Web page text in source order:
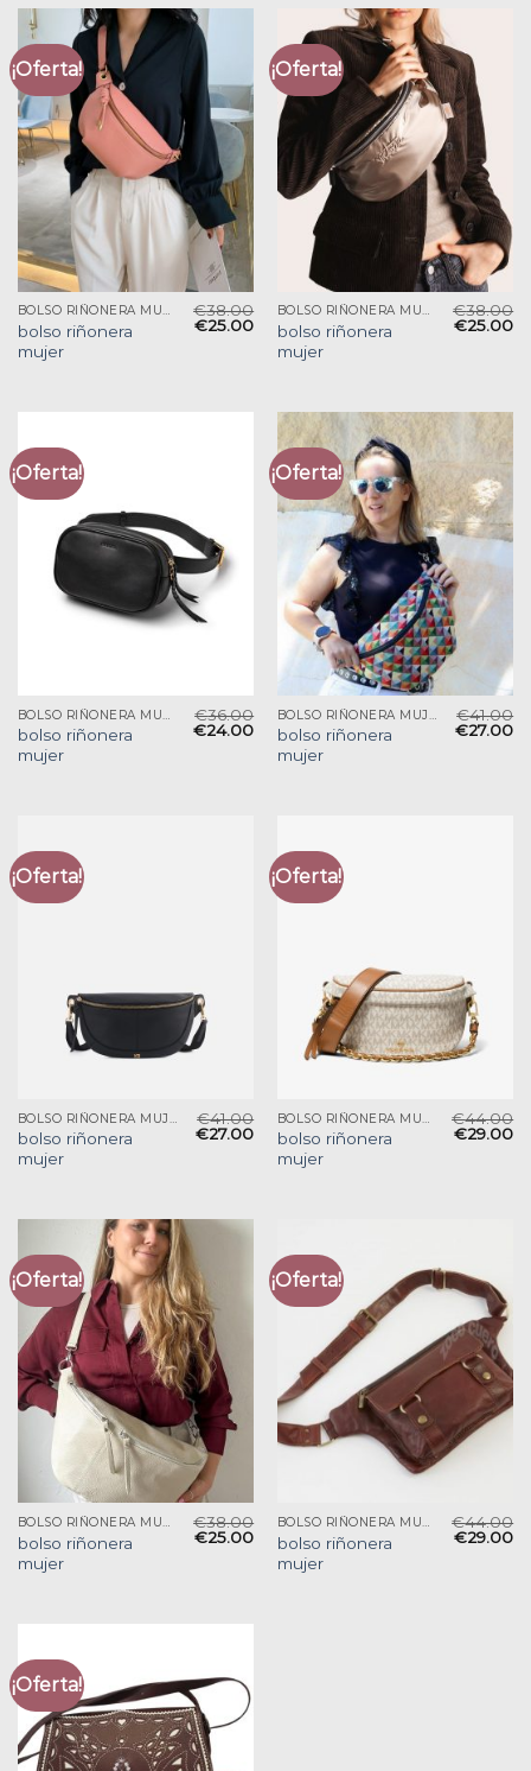
¡Oferta!
BOLSO RIÑONERA MUJER
bolso riñonera
mujer
€38.00
€25.00
¡Oferta!
BOLSO RIÑONERA MUJER
bolso riñonera
mujer
€38.00
€25.00
¡Oferta!
bolso riñonera
mujer
€36.00
€24.00
¡Oferta!
bolso riñonera
mujer
€41.00
€27.00
¡Oferta!
BOLSO RIÑONERA MUJER
bolso riñonera
mujer
€41.00
€27.00
¡Oferta!
BOLSO RIÑONERA MUJER
bolso riñonera
mujer
€44.00
€29.00
¡Oferta!
BOLSO RIÑONERA MUJER
bolso riñonera
mujer
€38.00
€25.00
¡Oferta!
BOLSO RIÑONERA MUJER
bolso riñonera
mujer
€44.00
€29.00
¡Oferta!